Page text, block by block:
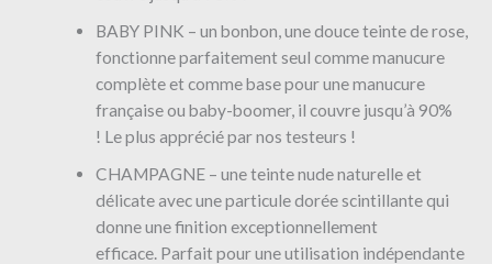
BABY PINK – un bonbon, une douce teinte de rose,
fonctionne parfaitement seul comme manucure
complète et comme base pour une manucure
française ou baby-boomer, il couvre jusqu’à 90%
! Le plus apprécié par nos testeurs !
CHAMPAGNE – une teinte nude naturelle et
délicate avec une particule dorée scintillante qui
donne une finition exceptionnellement
efficace. Parfait pour une utilisation indépendante